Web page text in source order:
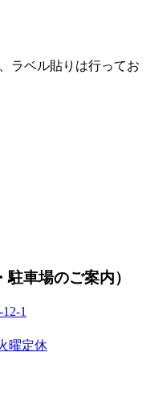
ラベル貼りは行ってお
駐車場のご案内）
1
曜定休